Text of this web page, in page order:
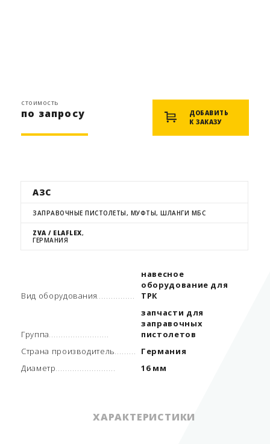
стоимость
по запросу
ДОБАВИТЬ
К ЗАКАЗУ
АЗС
ЗАПРАВОЧНЫЕ ПИСТОЛЕТЫ, МУФТЫ, ШЛАНГИ МБС
ZVA / ELAFLEX,
ГЕРМАНИЯ
Вид оборудования
навесное
оборудование для
ТРК
Группа
запчасти для
заправочных
пистолетов
Страна производитель
Германия
Диаметр
16 мм
ХАРАКТЕРИСТИКИ